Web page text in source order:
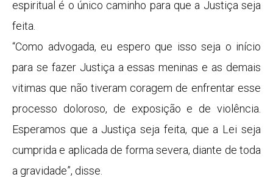
espiritual é o único caminho para que a Justiça seja
feita.
“Como advogada, eu espero que isso seja o início
para se fazer Justiça a essas meninas e as demais
vitimas que não tiveram coragem de enfrentar esse
processo doloroso, de exposição e de violência.
Esperamos que a Justiça seja feita, que a Lei seja
cumprida e aplicada de forma severa, diante de toda
a gravidade”, disse.